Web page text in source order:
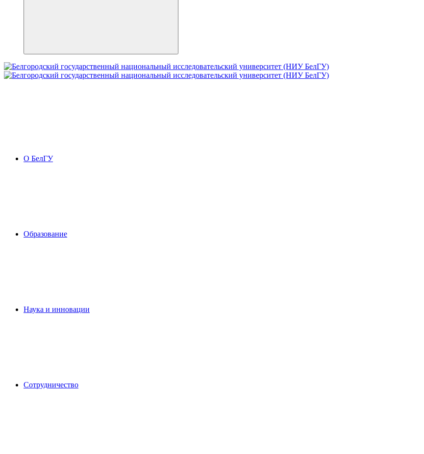
О БелГУ
Образование
Наука и инновации
Сотрудничество